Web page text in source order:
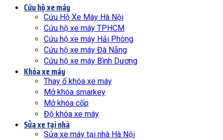
Cứu hộ xe máy
Cứu Hộ Xe Máy Hà Nội
Cứu hộ xe máy TPHCM
Cứu hộ xe máy Hải Phòng
Cứu hộ xe máy Đà Nẵng
Cứu hộ xe máy Bình Dương
Khóa xe máy
Thay ổ khóa xe máy
Mở khóa smarkey
Mở khóa cốp
Độ khóa xe máy
Sửa xe tại nhà
Sửa xe máy tại nhà Hà Nội